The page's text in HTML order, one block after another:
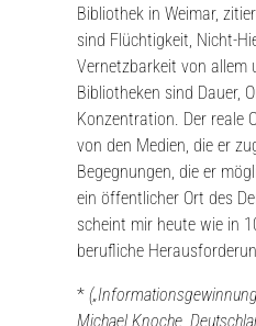
Bibliothek in Weimar,
sind Flüchtigkeit, Nicht-
Vernetzbarkeit von allem
Bibliotheken sind Dauer,
Konzentration. Der reale
von den Medien, die er
Begegnungen, die er
ein öffentlicher Ort des
scheint mir heute wie in
berufliche
*
Michael Knoche,